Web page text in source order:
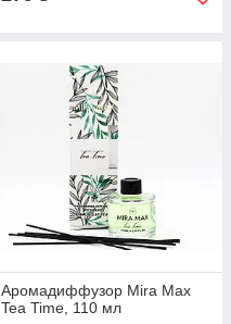
Аромадиффузор Mira Max
Tea Time, 110 мл